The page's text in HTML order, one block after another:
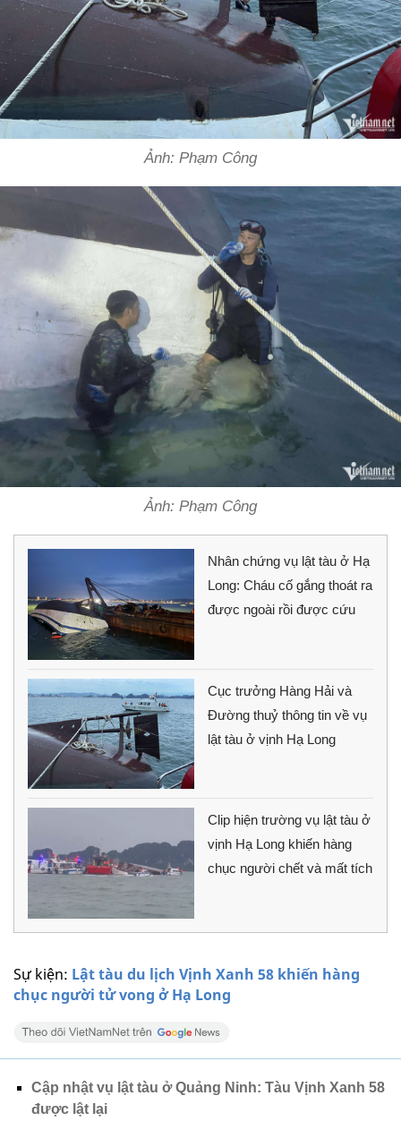
Sự kiện: Lật tàu du lịch Vịnh Xanh 58 khiến hàng
chục người tử vong ở Hạ Long
Ảnh: Phạm Công
Ảnh: Phạm Công
Nhân chứng vụ lật tàu ở Hạ
Long: Cháu cố gắng thoát ra
được ngoài rồi được cứu
Cục trưởng Hàng Hải và
Đường thuỷ thông tin về vụ
lật tàu ở vịnh Hạ Long
Clip hiện trường vụ lật tàu ở
vịnh Hạ Long khiến hàng
chục người chết và mất tích
Cập nhật vụ lật tàu ở Quảng Ninh: Tàu Vịnh Xanh 58
được lật lại